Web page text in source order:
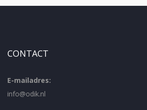
CONTACT
E-mailadres:
info@odik.nl